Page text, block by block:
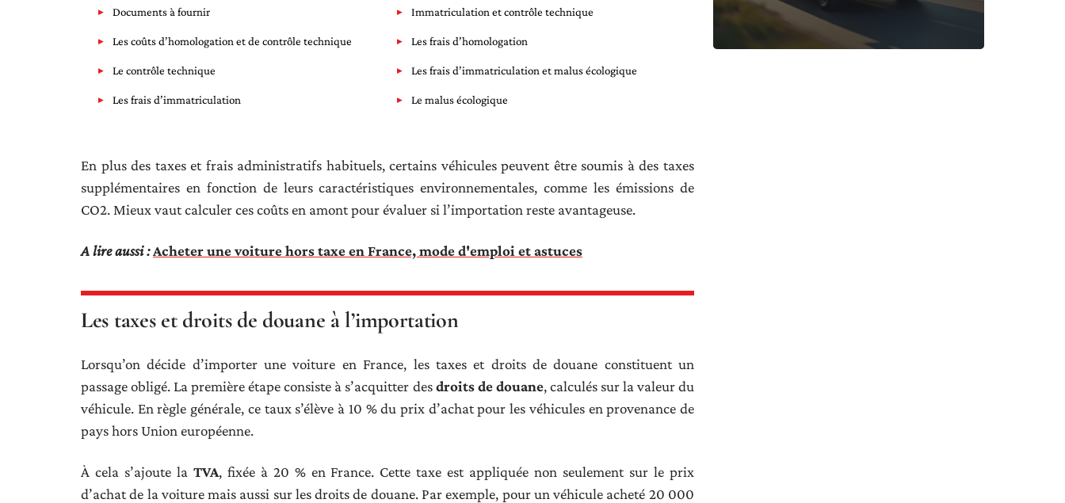
Documents à fournir Immatriculation et contrôle technique
Les coûts d’homologation et de contrôle technique Les frais d’homologation
Le contrôle technique Les frais d’immatriculation et malus écologique
Les frais d’immatriculation Le malus écologique
En plus des taxes et frais administratifs habituels, certains véhicules peuvent être soumis à des taxes
supplémentaires en fonction de leurs caractéristiques environnementales, comme les émissions de
CO2. Mieux vaut calculer ces coûts en amont pour évaluer si l’importation reste avantageuse.
A lire aussi :Acheter une voiture hors taxe en France, mode d'emploi et astuces
Les taxes et droits de douane à l’importation
Lorsqu’on décide d’importer une voiture en France, les taxes et droits de douane constituent un
passage obligé. La première étape consiste à s’acquitter desdroits de douane, calculés sur la valeur du
véhicule. En règle générale, ce taux s’élève à 10 % du prix d’achat pour les véhicules en provenance de
pays hors Union européenne.
À cela s’ajoute la TVA, fixée à 20 % en France. Cette taxe est appliquée non seulement sur le prix
d’achat de la voiture mais aussi sur les droits de douane. Par exemple, pour un véhicule acheté 20 000